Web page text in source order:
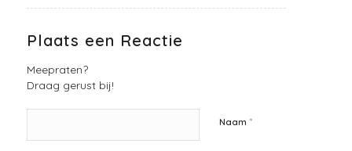
Plaats een Reactie
Meepraten?
Draag gerust bij!
Naam *